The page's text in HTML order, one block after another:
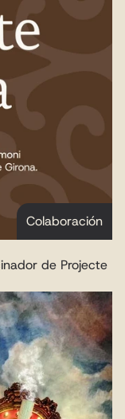
Colaboración
de Projecte